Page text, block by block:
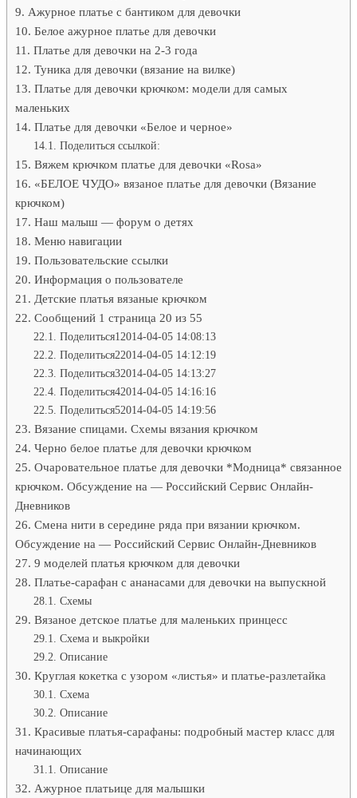
Ажурное платье с бантиком для девочки
Белое ажурное платье для девочки
Платье для девочки на 2-3 года
Туника для девочки (вязание на вилке)
Платье для девочки крючком: модели для самых
маленьких
Платье для девочки «Белое и черное»
Поделиться ссылкой:
Вяжем крючком платье для девочки «Rosa»
«БЕЛОЕ ЧУДО» вязаное платье для девочки (Вязание
крючком)
Наш малыш — форум о детях
Меню навигации
Пользовательские ссылки
Информация о пользователе
Детские платья вязаные крючком
Сообщений 1 страница 20 из 55
Поделиться12014-04-05 14:08:13
Поделиться22014-04-05 14:12:19
Поделиться32014-04-05 14:13:27
Поделиться42014-04-05 14:16:16
Поделиться52014-04-05 14:19:56
Вязание спицами. Схемы вязания крючком
Черно белое платье для девочки крючком
Очаровательное платье для девочки *Модница* связанное
крючком. Обсуждение на — Российский Сервис Онлайн-
Дневников
Смена нити в середине ряда при вязании крючком.
Обсуждение на — Российский Сервис Онлайн-Дневников
9 моделей платья крючком для девочки
Платье-сарафан с ананасами для девочки на выпускной
Схемы
Вязаное детское платье для маленьких принцесс
Схема и выкройки
Описание
Круглая кокетка с узором «листья» и платье-разлетайка
Схема
Описание
Красивые платья-сарафаны: подробный мастер класс для
начинающих
Описание
Ажурное платьице для малышки